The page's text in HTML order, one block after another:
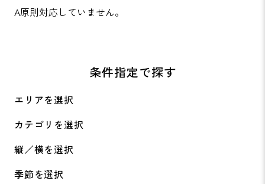
原則対応していません。
条件指定で探す
エリアを選択
カテゴリを選択
縦／横を選択
季節を選択